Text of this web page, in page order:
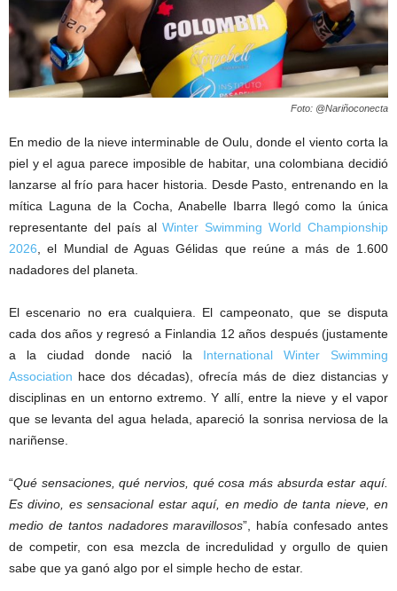
Foto: @Nariñoconecta
En medio de la nieve interminable de Oulu, donde el viento corta la
piel y el agua parece imposible de habitar, una colombiana decidió
lanzarse al frío para hacer historia. Desde Pasto, entrenando en la
mítica Laguna de la Cocha, Anabelle Ibarra llegó como la única
representante del país alWinter Swimming World Championship
2026 , el Mundial de Aguas Gélidas que reúne a más de 1.600
nadadores del planeta.
El escenario no era cualquiera. El campeonato, que se disputa
cada dos años y regresó a Finlandia 12 años después (justamente
a la ciudad donde nació la International Winter Swimming
Association hace dos décadas), ofrecía más de diez distancias y
disciplinas en un entorno extremo. Y allí, entre la nieve y el vapor
que se levanta del agua helada, apareció la sonrisa nerviosa de la
nariñense.
“Qué sensaciones, qué nervios, qué cosa más absurda estar aquí.
Es divino, es sensacional estar aquí, en medio de tanta nieve, en
medio de tantos nadadores maravillosos”, había confesado antes
de competir, con esa mezcla de incredulidad y orgullo de quien
sabe que ya ganó algo por el simple hecho de estar.